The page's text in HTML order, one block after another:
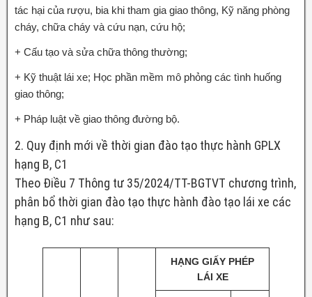
tác hại của rượu, bia khi tham gia giao thông, Kỹ năng phòng
cháy, chữa cháy và cứu nạn, cứu hộ;
+ Cấu tạo và sửa chữa thông thường;
+ Kỹ thuật lái xe; Học phần mềm mô phỏng các tình huống
giao thông;
+ Pháp luật về giao thông đường bộ.
2. Quy định mới về thời gian đào tạo thực hành GPLX
hạng B, C1
Theo Điều 7 Thông tư 35/2024/TT-BGTVT chương trình,
phân bổ thời gian đào tạo thực hành đào tạo lái xe các
hạng B, C1 như sau:
HẠNG GIẤY PHÉP
LÁI XE